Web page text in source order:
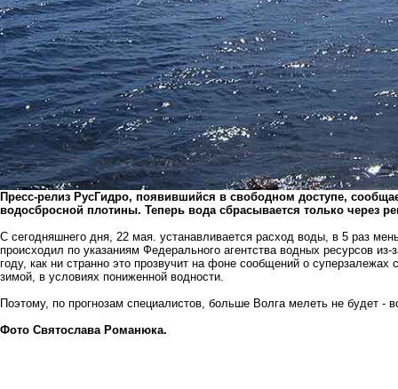
Пресс-релиз РусГидро, появившийся в свободном доступе,
водосбросной плотины. Теперь вода сбрасывается только через
С сегодняшнего дня, 22 мая. устанавливается расход воды, в 5 раз
происходил по указаниям Федерального агентства водных ресурсов
году, как ни странно это прозвучит на фоне сообщений о суперзалежах
зимой, в условиях пониженной водности.
Поэтому, по прогнозам специалистов, больше Волга мелеть не будет -
Фото Святослава Романюка.